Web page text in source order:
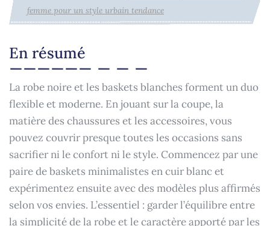
femme pour un style urbain tendance
En résumé
La robe noire et les baskets blanches forment un duo
flexible et moderne. En jouant sur la coupe, la
matière des chaussures et les accessoires, vous
pouvez couvrir presque toutes les occasions sans
sacrifier ni le confort ni le style. Commencez par une
paire de baskets minimalistes en cuir blanc et
expérimentez ensuite avec des modèles plus affirmés
selon vos envies. L’essentiel : garder l’équilibre entre
la simplicité de la robe et le caractère apporté par les